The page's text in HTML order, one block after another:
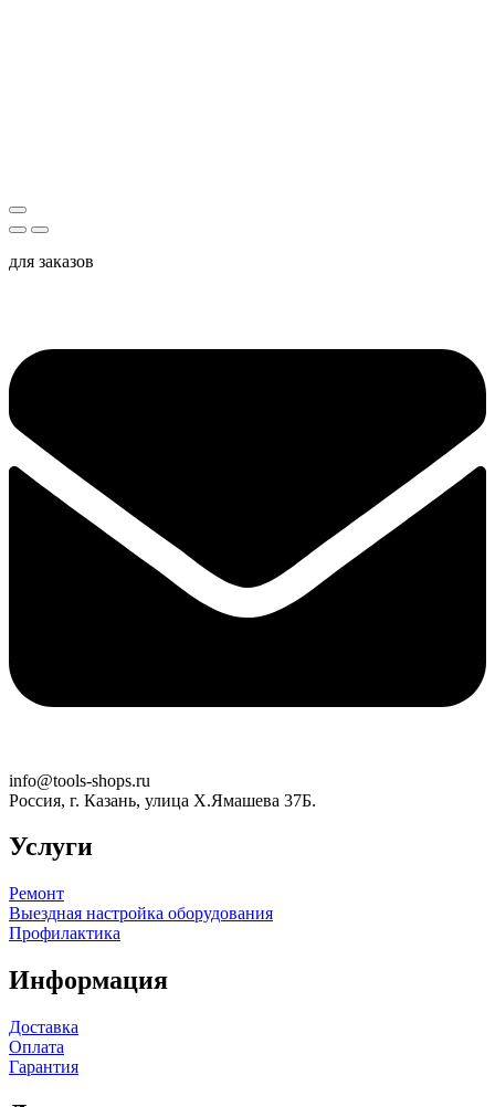
для заказов
info@tools-shops.ru
Россия, г. Казань, улица Х.Ямашева 37Б.
Услуги
Ремонт
Выездная настройка оборудования
Профилактика
Информация
Доставка
Оплата
Гарантия